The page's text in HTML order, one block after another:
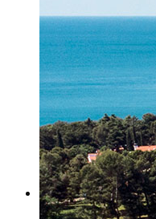
Zavod za
Zavod za
Zavod za turizam
Pokusno
Zaposlenici
Euraxess
Misija i vizija
Upravno Vijeće
Rad Upravnog
Znanstveno Vijeće
Rad Znanstvenog